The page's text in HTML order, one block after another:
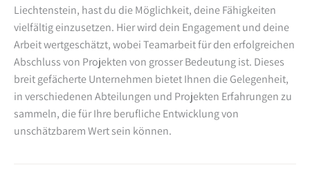
Liechtenstein, hast du die Möglichkeit, deine Fähigkeiten
vielfältig einzusetzen. Hier wird dein Engagement und deine
Arbeit wertgeschätzt, wobei Teamarbeit für den erfolgreichen
Abschluss von Projekten von grosser Bedeutung ist. Dieses
breit gefächerte Unternehmen bietet Ihnen die Gelegenheit,
in verschiedenen Abteilungen und Projekten Erfahrungen zu
sammeln, die für Ihre berufliche Entwicklung von
unschätzbarem Wert sein können.